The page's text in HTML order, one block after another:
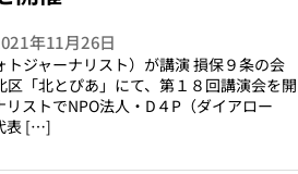
年11月26日
ャーナリスト）が講演 損保９条の会
「北とぴあ」にて、第１８回講演会を開
ストでNPO法人・D４P（ダイアロー
表 […]